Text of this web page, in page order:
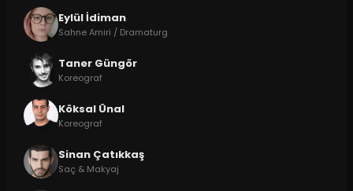
Eylül İdiman
Sahne Amiri / Dramaturg
Taner Güngör
Koreograf
Köksal Ünal
Koreograf
Sinan Çatıkkaş
Saç & Makyaj